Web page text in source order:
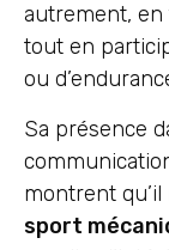
autrement,
tout en
ou
Sa présence
montrent
sport